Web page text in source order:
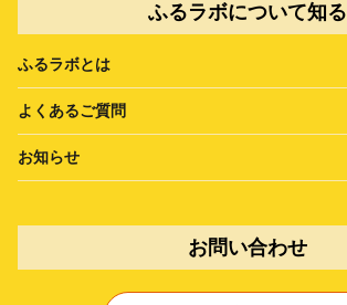
ふるラボについて知る
ふるラボとは
よくあるご質問
お知らせ
お問い合わせ